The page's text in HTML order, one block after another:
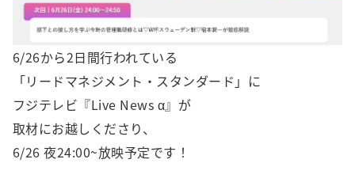
6/26から2日間行われている
「リードマネジメント・スタンダード」に
フジテレビ『Live News α』が
取材にお越しくださり、
6/26 夜24:00~放映予定です！